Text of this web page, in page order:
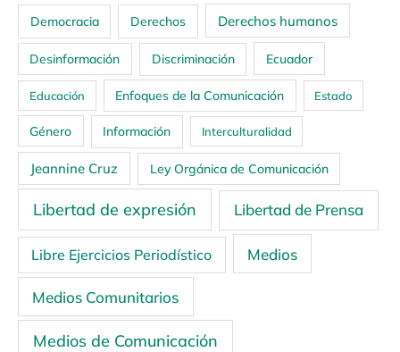
Democracia Derechos Derechos humanos
Desinformación Discriminación Ecuador
Educación Enfoques de la Comunicación Estado
Género Información Interculturalidad
Jeannine Cruz Ley Orgánica de Comunicación
Libertad de expresión Libertad de Prensa
Libre Ejercicios Periodístico Medios
Medios Comunitarios
Medios de Comunicación